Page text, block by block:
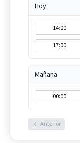
Hoy
14:00
17:00
Mañana
00:00
Anterior